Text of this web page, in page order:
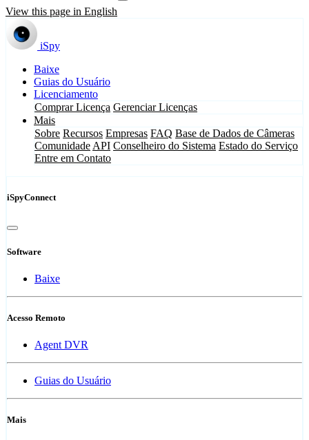
View this page in English
iSpy
Baixe
Guias do Usuário
Licenciamento
Comprar Licença Gerenciar Licenças
Mais
Sobre Recursos Empresas FAQ Base de Dados de Câmeras
Comunidade API Conselheiro do Sistema Estado do Serviço
Entre em Contato
iSpyConnect
Software
Baixe
Acesso Remoto
Agent DVR
Guias do Usuário
Mais